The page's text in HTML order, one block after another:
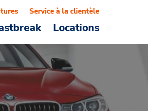
Locations
Service à la clientèle